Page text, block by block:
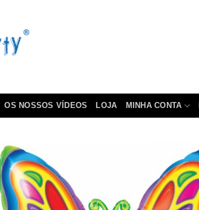
OS NOSSOS VÍDEOS LOJA MINHA CONTA